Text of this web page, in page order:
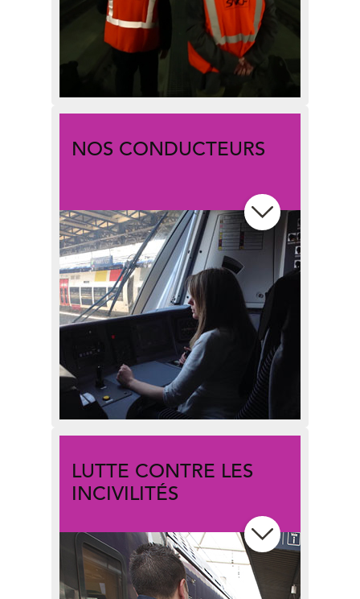
NOS CONDUCTEURS
L’interview de Vanessa, conductrice
sur la ligne E, à partir de vos
questions récurrentes
Entretien avec « Smiley Trains », le
conducteur le plus célèbre de la
ligne
LUTTE CONTRE LES
INCIVILITÉS
Les fumeurs dans vos trains : le
point sur ce sujet d’agacement
récurrent